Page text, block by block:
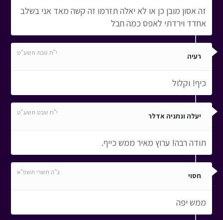
זה אסון מובן כן או לא יאלה תזרמו זה קשה מאד אני בשלב
אחדד וירדתי לאפס כמה חבל
רעיה י"ח טבת תשע"ט
כיף! וקלול
יעלה ונתניה אדלר י"ח שבט תשע"ט
תודה רבה! ערוץ מאיר ממש כייף.
חסוי כ"ה תשרי תשפ"א
ממש יפה